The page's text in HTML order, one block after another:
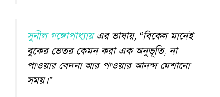
সুনীল গঙ্গোপাধ্যায়এর ভাষায়, “বিকেল মানেই
বুকের ভেতর কেমন করা এক অনুভূতি, না
পাওয়ার বেদনা আর পাওয়ার আনন্দ মেশানো
সময়।”